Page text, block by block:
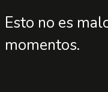
Esto no es
momentos.